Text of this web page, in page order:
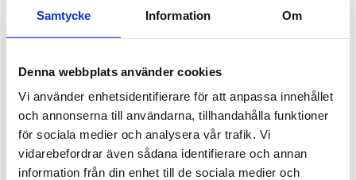
Samtycke Information Om
Denna webbplats använder cookies
Vi använder enhetsidentifierare för att anpassa innehållet
och annonserna till användarna, tillhandahålla funktioner
för sociala medier och analysera vår trafik. Vi
vidarebefordrar även sådana identifierare och annan
information från din enhet till de sociala medier och
skapa trygghet, närhet och glädje i varje rörelse.